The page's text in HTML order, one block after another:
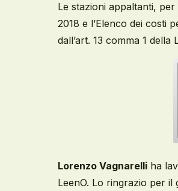
Le stazioni appaltanti,
2018 e l’Elenco dei costi
dall’art. 13 comma 1 della
Lorenzo Vagnarelli ha
LeenO. Lo ringrazio per il